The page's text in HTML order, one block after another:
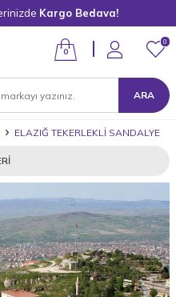
Kargo Bedava!
ARA
0
0
ELAZIĞ TEKERLEKLİ SANDALYE